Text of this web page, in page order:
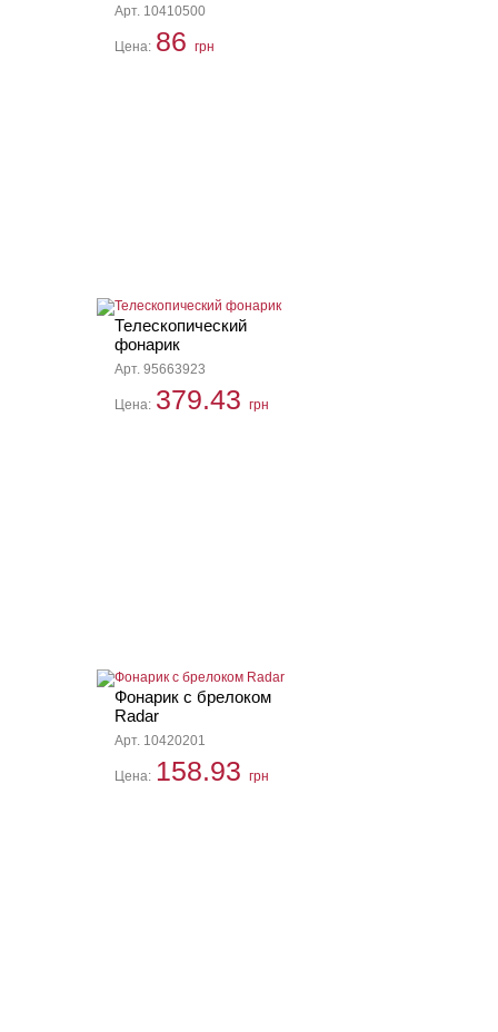
Арт. 10410500
Цена: 86 грн
Телескопический
фонарик
Арт. 95663923
Цена: 379.43 грн
Фонарик с брелоком
Radar
Арт. 10420201
Цена: 158.93 грн